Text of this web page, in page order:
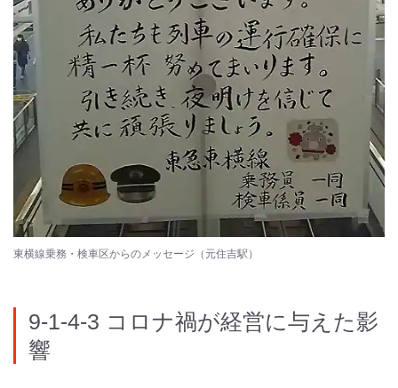
東横線乗務・検車区からのメッセージ（元住吉駅）
9-1-4-3 コロナ禍が経営に与えた影
響